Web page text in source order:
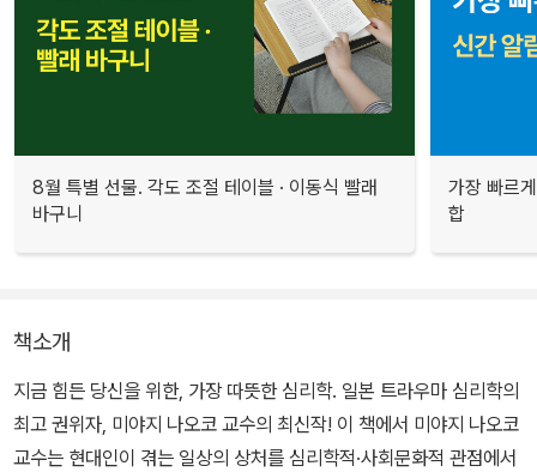
8월 특별 선물. 각도 조절 테이블 · 이동식 빨래
바구니
가장 빠르
합
책소개
지금 힘든 당신을 위한, 가장 따뜻한 심리학. 일본 트라우마 심리학의
최고 권위자, 미야지 나오코 교수의 최신작! 이 책에서 미야지 나오코
교수는 현대인이 겪는 일상의 상처를 심리학적·사회문화적 관점에서